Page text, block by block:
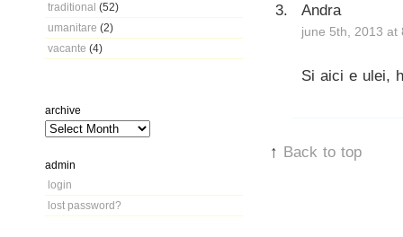
traditional (52)
umanitare (2)
vacante (4)
archive
admin
login
lost password?
Andra
june 5th, 2013 at
Si aici e ulei,
↑ Back to top